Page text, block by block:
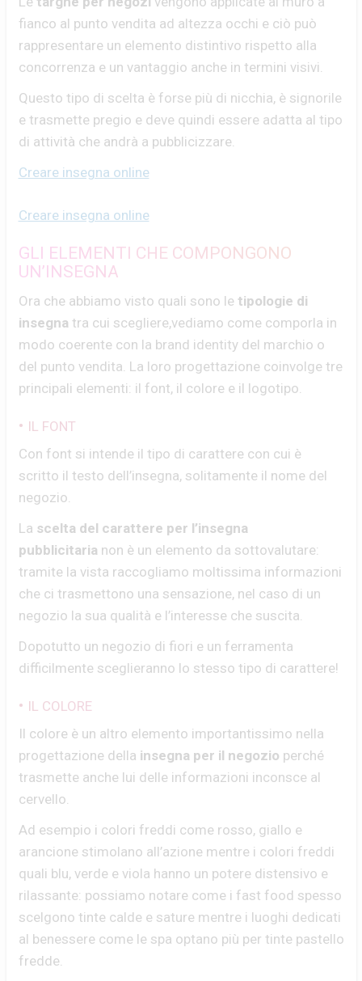
fianco al punto vendita ad altezza occhi e ciò può
rappresentare un elemento distintivo rispetto alla
concorrenza e un vantaggio anche in termini visivi.
Questo tipo di scelta è forse più di nicchia, è signorile
e trasmette pregio e deve quindi essere adatta al tipo
di attività che andrà a pubblicizzare.
Creare insegna online
Creare insegna online
GLI ELEMENTI CHE COMPONGONO
UN’INSEGNA
Ora che abbiamo visto quali sono le tipologie di
insegna tra cui scegliere,vediamo come comporla in
modo coerente con la brand identity del marchio o
del punto vendita. La loro progettazione coinvolge tre
principali elementi: il font, il colore e il logotipo.
• IL FONT
Con font si intende il tipo di carattere con cui è
scritto il testo dell’insegna, solitamente il nome del
negozio.
La scelta del carattere per l’insegna
pubblicitaria non è un elemento da sottovalutare:
tramite la vista raccogliamo moltissima informazioni
che ci trasmettono una sensazione, nel caso di un
negozio la sua qualità e l’interesse che suscita.
Dopotutto un negozio di fiori e un ferramenta
difficilmente sceglieranno lo stesso tipo di carattere!
• IL COLORE
Il colore è un altro elemento importantissimo nella
progettazione della insegna per il negozio perché
trasmette anche lui delle informazioni inconsce al
cervello.
Ad esempio i colori freddi come rosso, giallo e
arancione stimolano all’azione mentre i colori freddi
quali blu, verde e viola hanno un potere distensivo e
rilassante: possiamo notare come i fast food spesso
scelgono tinte calde e sature mentre i luoghi dedicati
al benessere come le spa optano più per tinte pastello
fredde.